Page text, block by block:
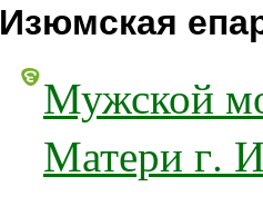
Изюмская
Мужской
Матери г.